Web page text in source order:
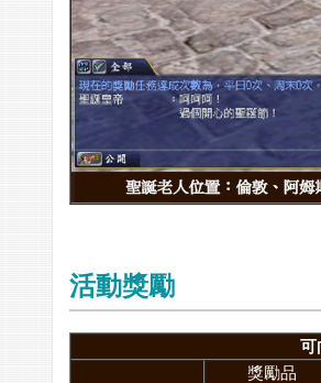
活動獎勵
可
獎勵品